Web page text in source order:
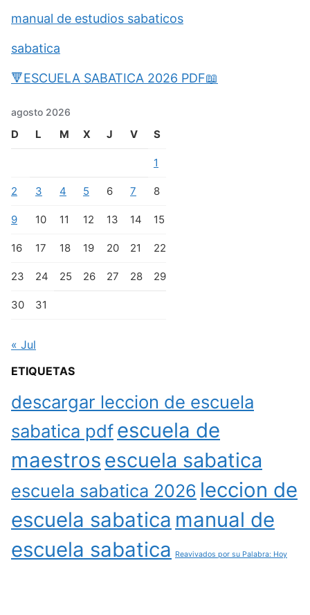
manual de estudios sabaticos
sabatica
🔻ESCUELA SABATICA 2026 PDF📖
agosto 2026
D L M X J V S
1
2 3 4 5 6 7 8
9 10 11 12 13 14 15
16 17 18 19 20 21 22
23 24 25 26 27 28 29
30 31
« Jul
ETIQUETAS
descargar leccion de escuela
sabatica pdfescuela de
maestros escuela sabatica
escuela sabatica 2026 leccion de
escuela sabatica manual de
escuela sabatica
Reavivados por su Palabra: Hoy